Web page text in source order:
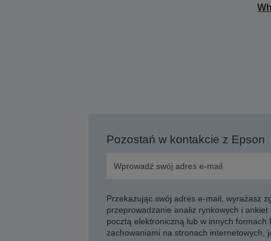
Pozostań w kontakcie z Epson
Przekazując swój adres e-mail, wyrażasz
przeprowadzanie analiz rynkowych i
pocztą elektroniczną lub w innych
zachowaniami na stronach internetowych,